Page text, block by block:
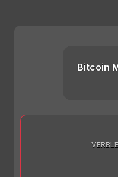
Bitcoin